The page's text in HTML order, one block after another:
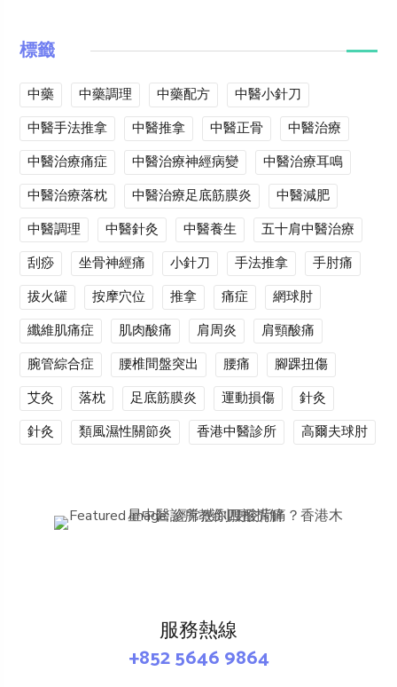
標籤
中藥 中藥調理 中藥配方
中醫小針刀
中醫手法推拿
中醫推拿 中醫正骨
中醫治療
中醫治療痛症
中醫治療神經病變
中醫治療耳鳴
中醫治療落枕
中醫治療足底筋膜炎
中醫減肥
中醫調理
中醫針灸 中醫養生
五十肩中醫治療
刮痧
坐骨神經痛 小針刀 手法推拿
手肘痛
拔火罐
按摩穴位 推拿 痛症
網球肘
纖維肌痛症
肌肉酸痛 肩周炎
肩頸酸痛
腕管綜合症
腰椎間盤突出 腰痛
腳踝扭傷
艾灸
落枕 足底筋膜炎 運動損傷
針灸
針灸
類風濕性關節炎 香港中醫診所 高爾夫球肘
服務熱線
+852 5646 9864